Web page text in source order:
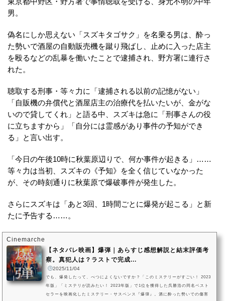
男。
偽名にしか思えない「スズキタゴサク」を名乗る男は、酔っ
た勢いで酒屋の自動販売機を蹴り飛ばし、止めに入った店主
を殴るなどの乱暴を働いたことで逮捕され、野方署に連行さ
れた。
聴取する刑事・等々力に「逮捕される以前の記憶がない」
「自販機の弁償代と酒屋店主の治療代を払いたいが、金がな
いので貸してくれ」と語る中、スズキは急に「刑事さんの役
に立ちますから」「自分には霊感があり事件の予知ができ
る」と言い出す。
「今日の午後10時に秋葉原辺りで、何か事件が起きる」……
等々力は当初、スズキの《予知》を全く信じていなかった
が、その時刻通りに秋葉原で爆破事件が発生した。
さらにスズキは「あと3回、1時間ごとに爆発が起こる」と新
たに予告する……。
Cinemarche
【ネタバレ映画】爆弾｜あらすじ感想解説と結末評価考
察。真犯人は？ラストで完成...
2025/11/04
でも、爆発したって、べつによくないですか？「このミステリーがすごい！ 2023
年版」「ミステリが読みたい！ 2023年版」で1位を獲得した呉勝浩の同名ベスト
セラーを映画化したミステリー・サスペンス『爆弾』。酒に酔った勢いでの傷害